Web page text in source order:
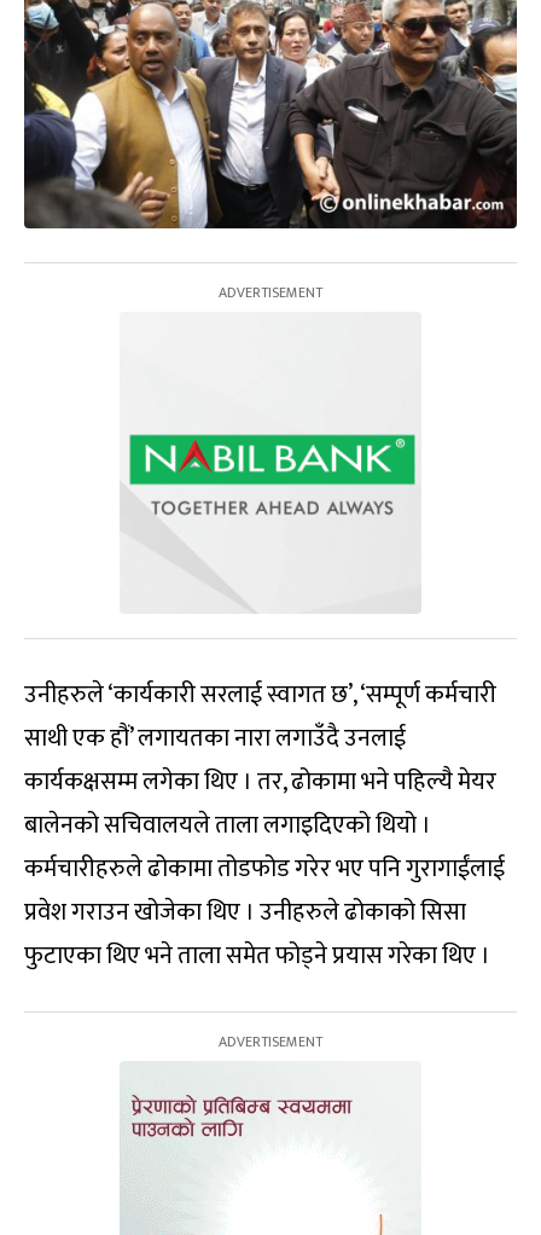
उनीहरुले ‘कार्यकारी सरलाई स्वागत छ’, ‘सम्पूर्ण कर्मचारी
साथी एक हौं’ लगायतका नारा लगाउँदै उनलाई
कार्यकक्षसम्म लगेका थिए । तर, ढोकामा भने पहिल्यै मेयर
बालेनको सचिवालयले ताला लगाइदिएको थियो ।
कर्मचारीहरुले ढोकामा तोडफोड गरेर भए पनि गुरागाईंलाई
प्रवेश गराउन खोजेका थिए । उनीहरुले ढोकाको सिसा
फुटाएका थिए भने ताला समेत फोड्ने प्रयास गरेका थिए ।